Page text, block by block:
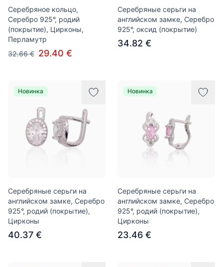
Серебряное кольцо,
Серебро 925°, родий
(покрытие), Цирконы,
Перламутр
32.66 € 29.40 €
Серебряные серьги на
английском замке, Серебро
925°, оксид (покрытие)
34.82 €
Новинка
Серебряные серьги на
английском замке, Серебро
925°, родий (покрытие),
Цирконы
40.37 €
Новинка
Серебряные серьги на
английском замке, Серебро
925°, родий (покрытие),
Цирконы
23.46 €